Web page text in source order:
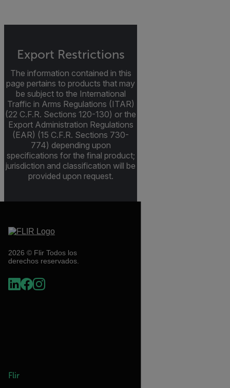
Export Restrictions
The information contained in this
page pertains to products that may
be subject to the International
Traffic in Arms Regulations (ITAR)
(22 C.F.R. Sections 120-130) or the
Export Administration Regulations
(EAR) (15 C.F.R. Sections 730-
774) depending upon
specifications for the final product;
jurisdiction and classification will be
provided upon request.
2026 © Flir Todos los
derechos reservados.
Flir